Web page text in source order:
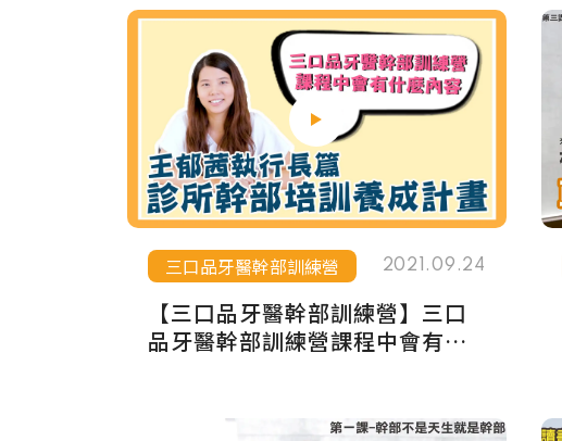
三口品牙醫幹部訓練營 2021.09.24
【三口品牙醫幹部訓練營】三口
品牙醫幹部訓練營課程中會有什